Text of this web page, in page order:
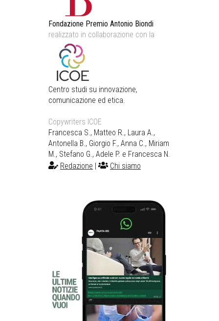
Fondazione Premio Antonio Biondi
realizzato in collaborazione con la
Centro studi su innovazione,
comunicazione ed etica.
Copywriters ICOE
Francesca S., Matteo R., Laura A.,
Antonella B., Giorgio F., Anna C., Miriam
M., Stefano G., Adele P. e Francesca N.
Redazione
Chi siamo